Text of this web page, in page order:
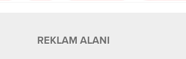
REKLAM ALANI